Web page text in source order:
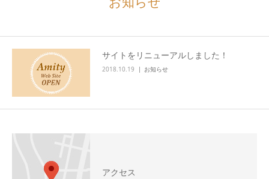
サイトをリニューアルしました！
2018.10.19 お知らせ
アクセス